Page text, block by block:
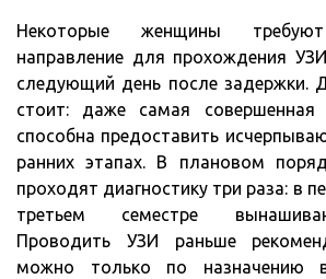
Некоторые женщины
направление для прохождения
следующий день после задержки.
стоит: даже самая совершенная
способна предоставить
ранних этапах. В плановом
проходят диагностику три раза: в
третьем семестре
Проводить УЗИ раньше
можно только по назначению